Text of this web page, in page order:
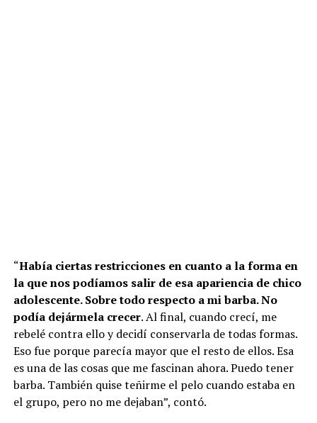
“Había ciertas restricciones en cuanto a la forma en
la que nos podíamos salir de esa apariencia de chico
adolescente. Sobre todo respecto a mi barba. No
podía dejármela crecer. Al final, cuando crecí, me
rebelé contra ello y decidí conservarla de todas formas.
Eso fue porque parecía mayor que el resto de ellos. Esa
es una de las cosas que me fascinan ahora. Puedo tener
barba. También quise teñirme el pelo cuando estaba en
el grupo, pero no me dejaban”, contó.